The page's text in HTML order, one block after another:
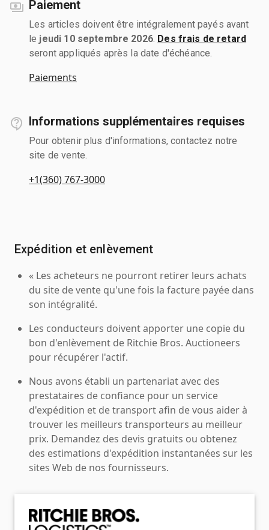
Paiement
Les articles doivent être intégralement payés avant
le jeudi 10 septembre 2026. Des frais de retard
seront appliqués après la date d'échéance.
Paiements
Informations supplémentaires requises
Pour obtenir plus d'informations, contactez notre
site de vente.
+1(360) 767-3000
Expédition et enlèvement
« Les acheteurs ne pourront retirer leurs achats
du site de vente qu'une fois la facture payée dans
son intégralité.
Les conducteurs doivent apporter une copie du
bon d'enlèvement de Ritchie Bros. Auctioneers
pour récupérer l'actif.
Nous avons établi un partenariat avec des
prestataires de confiance pour un service
d'expédition et de transport afin de vous aider à
trouver les meilleurs transporteurs au meilleur
prix. Demandez des devis gratuits ou obtenez
des estimations d'expédition instantanées sur les
sites Web de nos fournisseurs.